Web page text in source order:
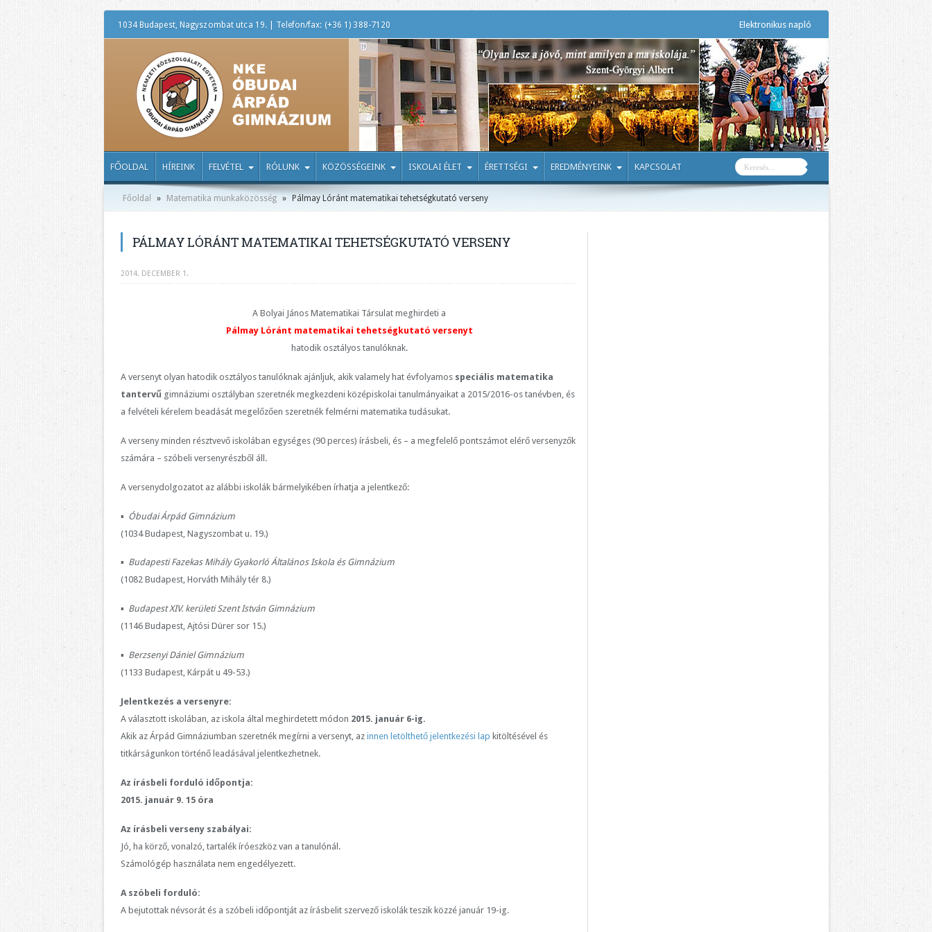
1034 Budapest, Nagyszombat utca 19. | Telefon/fax: (+36 1) 388-7120 Elektronikus napló
FŐOLDAL HÍREINK FELVÉTEL RÓLUNK KÖZÖSSÉGEINK ISKOLAI ÉLET ÉRETTSÉGI EREDMÉNYEINK KAPCSOLAT
Főoldal » Matematika munkaközösség » Pálmay Lóránt matematikai tehetségkutató verseny
PÁLMAY LÓRÁNT MATEMATIKAI TEHETSÉGKUTATÓ VERSENY
2014. DECEMBER 1.
A Bolyai János Matematikai Társulat meghirdeti a
Pálmay Lóránt matematikai tehetségkutató versenyt
hatodik osztályos tanulóknak.
A versenyt olyan hatodik osztályos tanulóknak ajánljuk, akik valamely hat évfolyamos speciális matematika
tantervű gimnáziumi osztályban szeretnék megkezdeni középiskolai tanulmányaikat a 2015/2016-os tanévben, és
a felvételi kérelem beadását megelőzően szeretnék felmérni matematika tudásukat.
A verseny minden résztvevő iskolában egységes (90 perces) írásbeli, és – a megfelelő pontszámot elérő versenyzők
számára – szóbeli versenyrészből áll.
A versenydolgozatot az alábbi iskolák bármelyikében írhatja a jelentkező:
▪ Óbudai Árpád Gimnázium
(1034 Budapest, Nagyszombat u. 19.)
▪ Budapesti Fazekas Mihály Gyakorló Általános Iskola és Gimnázium
(1082 Budapest, Horváth Mihály tér 8.)
▪ Budapest XIV. kerületi Szent István Gimnázium
(1146 Budapest, Ajtósi Dürer sor 15.)
▪ Berzsenyi Dániel Gimnázium
(1133 Budapest, Kárpát u 49-53.)
Jelentkezés a versenyre:
A választott iskolában, az iskola által meghirdetett módon 2015. január 6-ig.
Akik az Árpád Gimnáziumban szeretnék megírni a versenyt, az innen letölthető jelentkezési lap kitöltésével és
titkárságunkon történő leadásával jelentkezhetnek.
Az írásbeli forduló időpontja:
2015. január 9. 15 óra
Az írásbeli verseny szabályai:
Jó, ha körző, vonalzó, tartalék íróeszköz van a tanulónál.
Számológép használata nem engedélyezett.
A szóbeli forduló:
A bejutottak névsorát és a szóbeli időpontját az írásbelit szervező iskolák teszik közzé január 19-ig.